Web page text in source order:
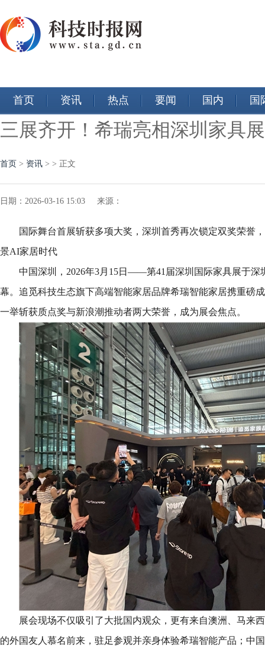
首页 资讯 热点 要闻 国内 国
三展齐开！希瑞亮相深圳家具
首页 > 资讯 > > 正文
日期：2026-03-16 15:03 来源：
国际舞台首展斩获多项大奖，深圳首秀再次锁定双奖荣誉
景AI家居时代
中国深圳，2026年3月15日——第41届深圳国际家具展于深
幕。追觅科技生态旗下高端智能家居品牌希瑞智能家居携重磅
一举斩获质点奖与新浪潮推动者两大荣誉，成为展会焦点。
展会现场不仅吸引了大批国内观众，更有来自澳洲、马来
的外国友人慕名前来，驻足参观并亲身体验希瑞智能产品；中